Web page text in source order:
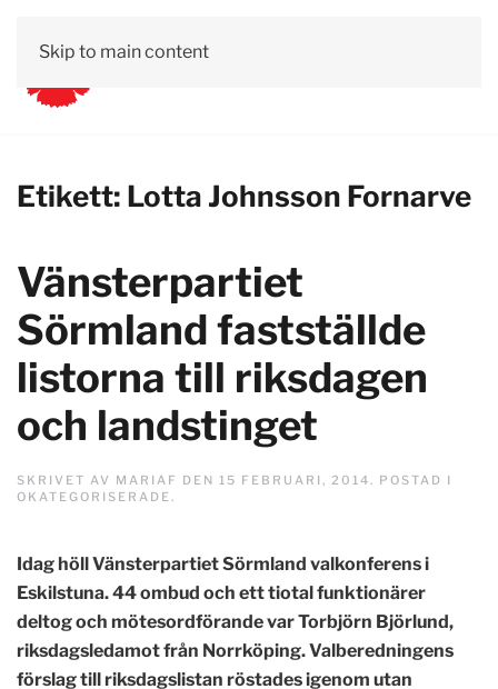
Skip to main content
Etikett: Lotta Johnsson Fornarve
Vänsterpartiet
Sörmland fastställde
listorna till riksdagen
och landstinget
SKRIVET AV MARIAF DEN 15 FEBRUARI, 2014. POSTAD I
OKATEGORISERADE.
Idag höll Vänsterpartiet Sörmland valkonferens i
Eskilstuna. 44 ombud och ett tiotal funktionärer
deltog och mötesordförande var Torbjörn Björlund,
riksdagsledamot från Norrköping. Valberedningens
förslag till riksdagslistan röstades igenom utan